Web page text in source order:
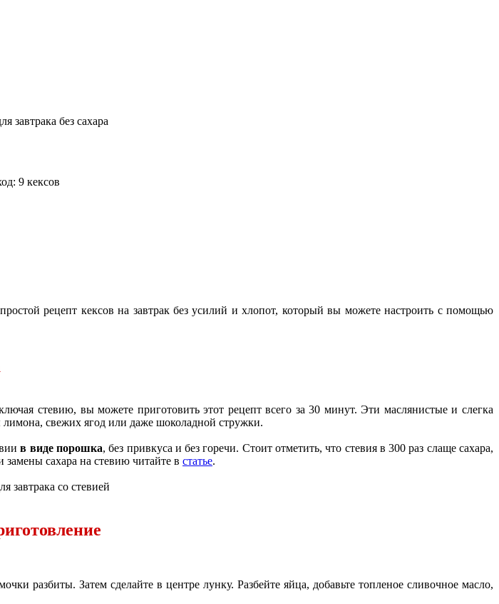
9 кексов
рецепт кексов на завтрак без усилий и хлопот, который вы можете настроить с помощью
стевию, вы можете приготовить этот рецепт всего за 30 минут. Эти маслянистые и слегка
свежих ягод или даже шоколадной стружки.
в виде порошка, без привкуса и без горечи. Стоит отметить, что стевия в 300 раз слаще сахара,
сахара на стевию читайте в статье.
разбиты. Затем сделайте в центре лунку. Разбейте яйца, добавьте топленое сливочное масло,